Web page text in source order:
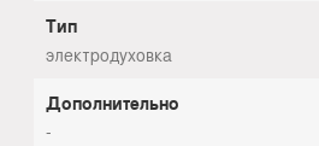
Тип
электродуховка
Дополнительно
-